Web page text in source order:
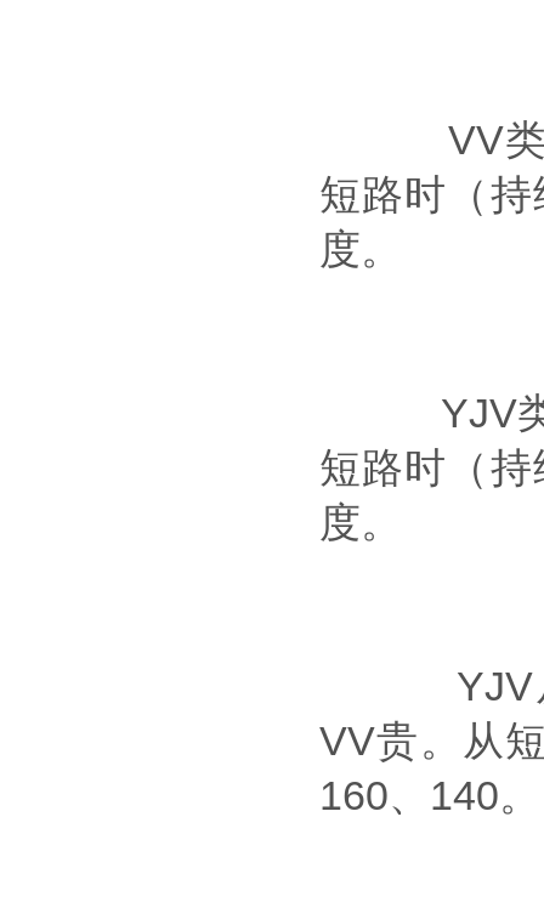
VV类电
短路时（
度。
YJV类电
短路时（
度。
YJV从长
VV贵。从
160、140。